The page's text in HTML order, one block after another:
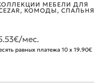
МЕБЕЛИ ДЛЯ
, КОМОДЫ, СПАЛЬНЯ
€/мес.
равных платежа 10 x 19.90€